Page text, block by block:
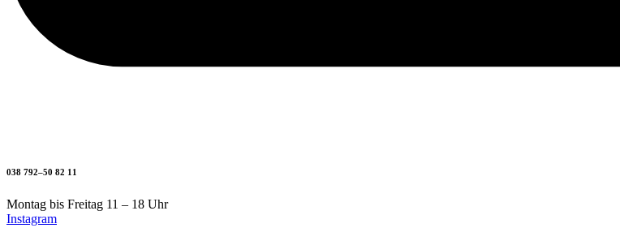
038 792–50 82 11
Montag bis Freitag 11 – 18 Uhr
Instagram